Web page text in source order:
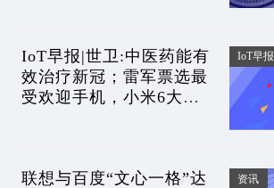
IoT早报|世卫:中医药能有
效治疗新冠；雷军票选最
受欢迎手机，小米6大
IoT早报
联想与百度“文心一格”达
资讯